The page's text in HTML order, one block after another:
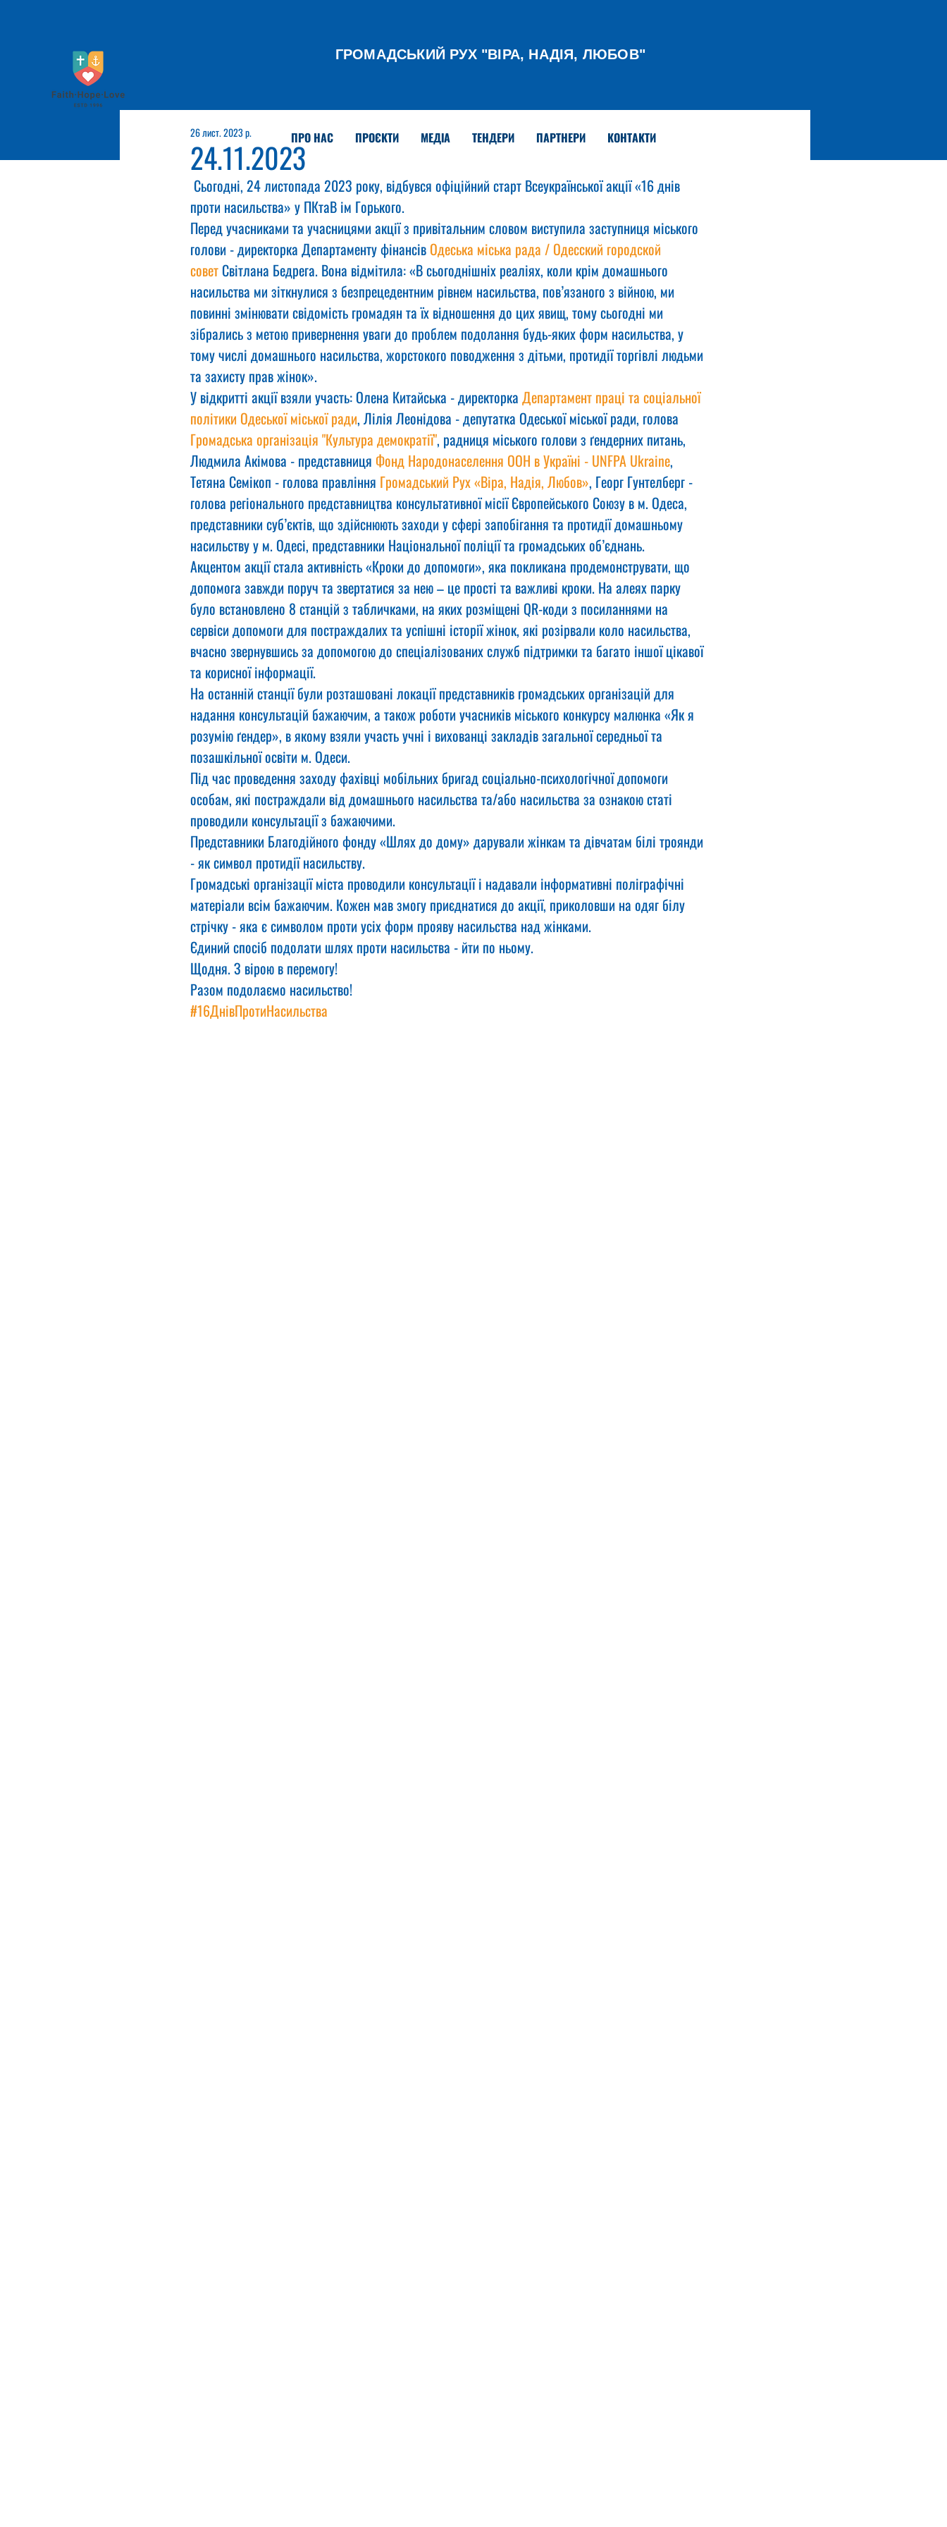
ГРОМАДСЬКИЙ РУХ "ВІРА, НАДІЯ, ЛЮБОВ"
ПРО НАС ПРОЄКТИ МЕДІА ТЕНДЕРИ ПАРТНЕРИ КОНТАКТИ
24.11.2023
26 лист. 2023 р.
Сьогодні, 24 листопада 2023 року, відбувся офіційний старт Всеукраїнської акції «16 днів
проти насильства» у ПКтаВ ім Горького.
Перед учасниками та учасницями акції з привітальним словом виступила заступниця міського
голови - директорка Департаменту фінансів Одеська міська рада / Одесский городской
совет Світлана Бедрега. Вона відмітила: «В сьогоднішніх реаліях, коли крім домашнього
насильства ми зіткнулися з безпрецедентним рівнем насильства, пов’язаного з війною, ми
повинні змінювати свідомість громадян та їх відношення до цих явищ, тому сьогодні ми
зібрались з метою привернення уваги до проблем подолання будь-яких форм насильства, у
тому числі домашнього насильства, жорстокого поводження з дітьми, протидії торгівлі людьми
та захисту прав жінок».
У відкритті акції взяли участь: Олена Китайська - директорка Департамент праці та соціальної
політики Одеської міської ради, Лілія Леонідова - депутатка Одеської міської ради, голова
Громадська організація "Культура демократії", радниця міського голови з ґендерних питань,
Людмила Акімова - представниця Фонд Народонаселення ООН в Україні - UNFPA Ukraine,
Тетяна Семікоп - голова правління Громадський Рух «Віра, Надія, Любов», Георг Гунтелберг -
голова регіонального представництва консультативної місії Європейського Союзу в м. Одеса,
представники суб’єктів, що здійснюють заходи у сфері запобігання та протидії домашньому
насильству у м. Одесі, представники Національної поліції та громадських об’єднань.
Акцентом акції стала активність «Кроки до допомоги», яка покликана продемонструвати, що
допомога завжди поруч та звертатися за нею – це прості та важливі кроки. На алеях парку
було встановлено 8 станцій з табличками, на яких розміщені QR-коди з посиланнями на
сервіси допомоги для постраждалих та успішні історії жінок, які розірвали коло насильства,
вчасно звернувшись за допомогою до спеціалізованих служб підтримки та багато іншої цікавої
та корисної інформації.
На останній станції були розташовані локації представників громадських організацій для
надання консультацій бажаючим, а також роботи учасників міського конкурсу малюнка «Як я
розумію ґендер», в якому взяли участь учні і вихованці закладів загальної середньої та
позашкільної освіти м. Одеси.
Під час проведення заходу фахівці мобільних бригад соціально-психологічної допомоги
особам, які постраждали від домашнього насильства та/або насильства за ознакою статі
проводили консультації з бажаючими.
Представники Благодійного фонду «Шлях до дому» дарували жінкам та дівчатам білі троянди
- як символ протидії насильству.
Громадські організації міста проводили консультації і надавали інформативні поліграфічні
матеріали всім бажаючим. Кожен мав змогу приєднатися до акції, приколовши на одяг білу
стрічку - яка є символом проти усіх форм прояву насильства над жінками.
Єдиний спосіб подолати шлях проти насильства - йти по ньому.
Щодня. З вірою в перемогу!
Разом подолаємо насильство!
#16ДнівПротиНасильства